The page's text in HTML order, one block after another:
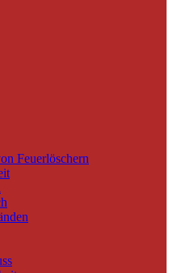
Feuerlöschern